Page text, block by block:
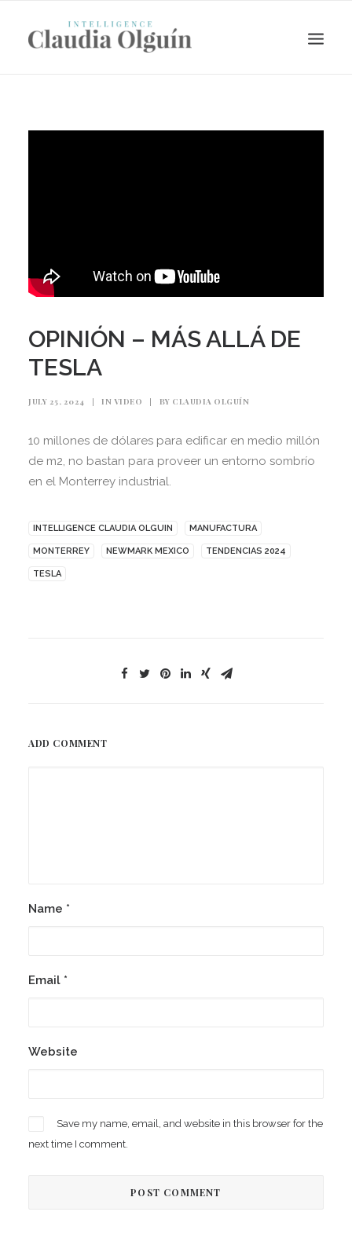
Search
OPINIÓN – MÁS ALLÁ DE
TESLA
JULY 25, 2024 | IN VIDEO | BY CLAUDIA OLGUÍN
10 millones de dólares para edificar en medio millón
de m2, no bastan para proveer un entorno sombrío
en el Monterrey industrial.
INTELLIGENCE CLAUDIA OLGUIN MANUFACTURA
MONTERREY NEWMARK MEXICO TENDENCIAS 2024
TESLA
ADD COMMENT
Name *
Email *
Website
Save my name, email, and website in this browser for the
next time I comment.